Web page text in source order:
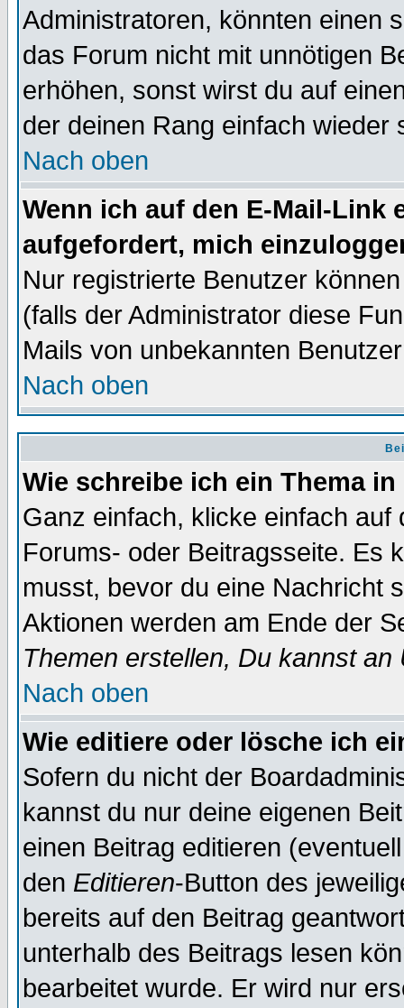
Administratoren, könnten einen
das Forum nicht mit unnötigen
erhöhen, sonst wirst du auf
der deinen Rang einfach wieder
Nach oben
Wenn ich auf den E-Mail-Link
aufgefordert, mich
Nur registrierte Benutzer
(falls der Administrator diese
Mails von unbekannten
Nach oben
Wie schreibe ich ein Thema
Ganz einfach, klicke einfach
Forums- oder Beitragsseite. Es
musst, bevor du eine Nachricht
Aktionen werden am Ende der
Themen erstellen, Du kannst
Nach oben
Wie editiere oder lösche ich
Sofern du nicht der
kannst du nur deine eigenen
einen Beitrag editieren
den Editieren-Button des
bereits auf den Beitrag
unterhalb des Beitrags lesen
bearbeitet wurde. Er wird nur